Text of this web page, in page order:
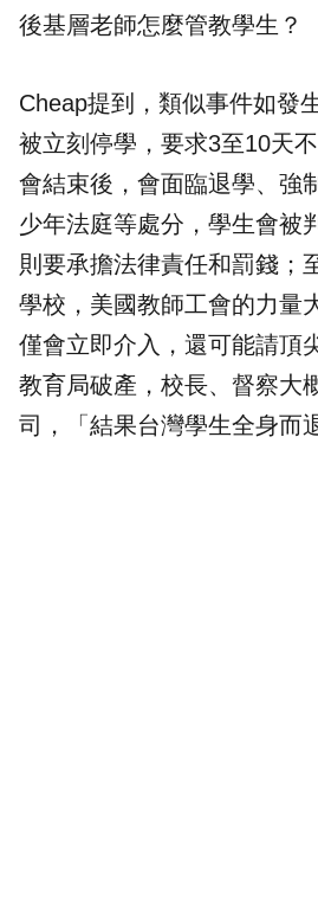
後基層老師怎麼管教學生？
Cheap提到，類似事件如發
被立刻停學，要求3至10天
會結束後，會面臨退學、強
少年法庭等處分，學生會被
則要承擔法律責任和罰錢；
學校，美國教師工會的力量
僅會立即介入，還可能請頂
教育局破產，校長、督察大
司，「結果台灣學生全身而